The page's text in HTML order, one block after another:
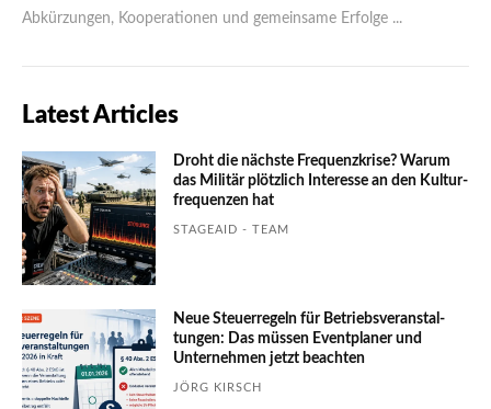
Abkürzungen, Kooperationen und gemeinsame Erfolge ...
Latest Articles
Droht die nächste Frequenzkrise? Warum
das Mili­tär plötzlich Inte­resse an den Kultur­
fre­quen­zen hat
STAGEAID - TEAM
Neue Steuerregeln für Betriebs­ver­an­stal­
tungen: Das müssen Event­planer und
Unter­nehmen jetzt beachten
JÖRG KIRSCH